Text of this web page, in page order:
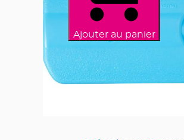
Ajouter au panier